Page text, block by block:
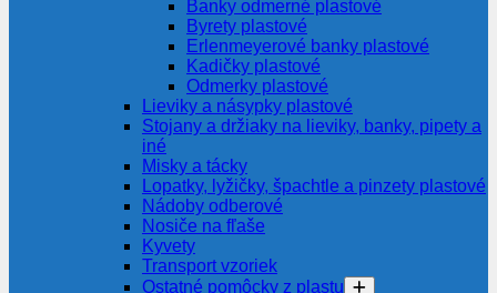
Banky odmerné plastové
Byrety plastové
Erlenmeyerové banky plastové
Kadičky plastové
Odmerky plastové
Lieviky a násypky plastové
Stojany a držiaky na lieviky, banky, pipety a
iné
Misky a tácky
Lopatky, lyžičky, špachtle a pinzety plastové
Nádoby odberové
Nosiče na fľaše
Kyvety
Transport vzoriek
Ostatné pomôcky z plastu